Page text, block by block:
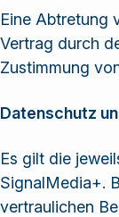
Eine Abtretung
Vertrag durch
Zustimmung
Datenschutz
Es gilt die
SignalMedia+.
vertraulichen